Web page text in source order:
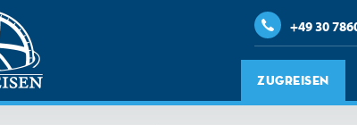
+49 30
Zugreisen